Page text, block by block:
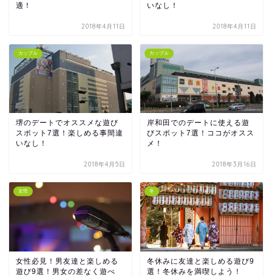
適！
2018年4月11日
いなし！
2018年4月11日
カップル
堺のデートでオススメな遊び
スポット7選！楽しめる事間違
いなし！
2018年4月5日
カップル
岸和田でのデートに使える遊
びスポット7選！ココがオスス
メ！
2018年3月16日
女性
女性必見！男友達と楽しめる
遊び9選！男女の差なく遊べ
冬
冬休みに友達と楽しめる遊び9
選！冬休みを満喫しよう！